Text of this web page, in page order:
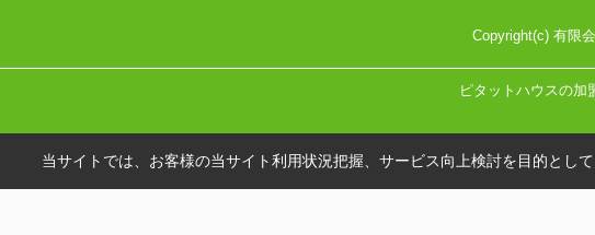
Copyright(c) 有限
ピタットハウスの加
当サイトでは、お客様の当サイト利用状況把握、サービス向上検討を目的とし